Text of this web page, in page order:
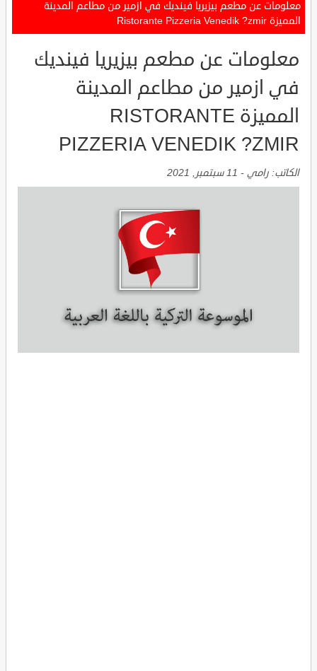
معلومات عن مطعم بيزيريا فينديك في ازمير من مطاعم المدينة
المميزة Ristorante Pizzeria Venedik ?zmir
معلومات عن مطعم بيزيريا فينديك
في ازمير من مطاعم المدينة
المميزة RISTORANTE
PIZZERIA VENEDIK ?ZMIR
الكاتب: رامي - 11 سبتمبر, 2021